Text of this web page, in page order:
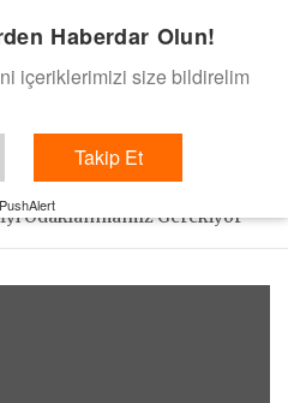
bizden gelsin dedik.
Odaklanmamız Gerekiyor
Haberdar Olun!
içeriklerimizi size bildirelim
Takip Et